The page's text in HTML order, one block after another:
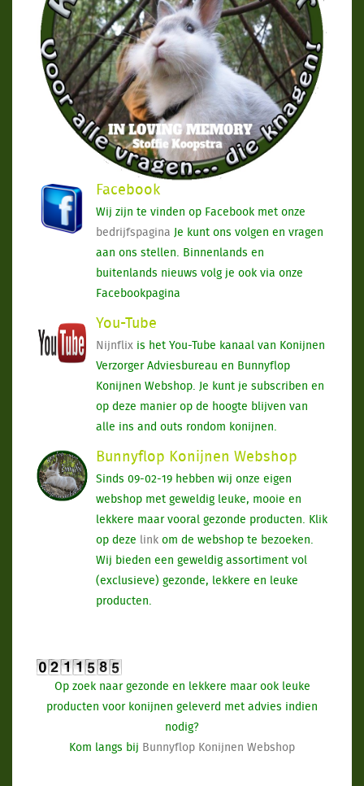
Facebook
Wij zijn te vinden op Facebook met onze
bedrijfspagina Je kunt ons volgen en vragen
aan ons stellen. Binnenlands en
buitenlands nieuws volg je ook via onze
Facebookpagina
You-Tube
Nijnflix is het You-Tube kanaal van Konijnen
Verzorger Adviesbureau en Bunnyflop
Konijnen Webshop. Je kunt je subscriben en
op deze manier op de hoogte blijven van
alle ins and outs rondom konijnen.
Bunnyflop Konijnen Webshop
Sinds 09-02-19 hebben wij onze eigen
webshop met geweldig leuke, mooie en
lekkere maar vooral gezonde producten. Klik
op deze link om de webshop te bezoeken.
Wij bieden een geweldig assortiment vol
(exclusieve) gezonde, lekkere en leuke
producten.
Op zoek naar gezonde en lekkere maar ook leuke
producten voor konijnen geleverd met advies indien
nodig?
Kom langs bij Bunnyflop Konijnen Webshop